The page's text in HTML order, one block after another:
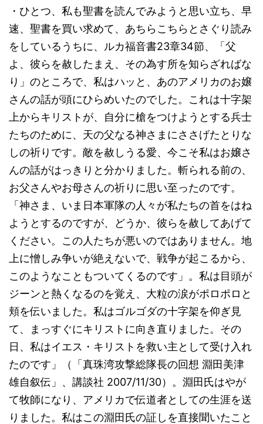
・ひとつ、私も聖書を読んでみようと思い立ち、早
速、聖書を買い求めて、あちらこちらとさぐり読み
をしているうちに、ルカ福音書23章34節、「父
よ、彼らを赦したまえ、その為す所を知らざればな
り」のところで、私はハッと、あのアメリカのお嬢
さんの話が頭にひらめいたのでした。これは十字架
上からキリストが、自分に槍をつけようとする兵士
たちのために、天の父なる神さまにささげたとりな
しの祈りです。敵を赦しうる愛、今こそ私はお嬢さ
んの話がはっきりと分かりました。斬られる前の、
お父さんやお母さんの祈りに思い至ったのです。
「神さま、いま日本軍隊の人々が私たちの首をはね
ようとするのですが、どうか、彼らを赦してあげて
ください。この人たちが悪いのではありません。地
上に憎しみ争いが絶えないで、戦争が起こるから、
このようなこともついてくるのです」。私は目頭が
ジーンと熱くなるのを覚え、大粒の涙がポロポロと
頬を伝いました。私はゴルゴダの十字架を仰ぎ見
て、まっすぐにキリストに向き直りました。その
日、私はイエス・キリストを救い主として受け入れ
たのです」（「真珠湾攻撃総隊長の回想 淵田美津
雄自叙伝」、講談社 2007/11/30）。淵田氏はやが
て牧師になり、アメリカで伝道者としての生涯を送
りました。私はこの淵田氏の証しを直接聞いたこと